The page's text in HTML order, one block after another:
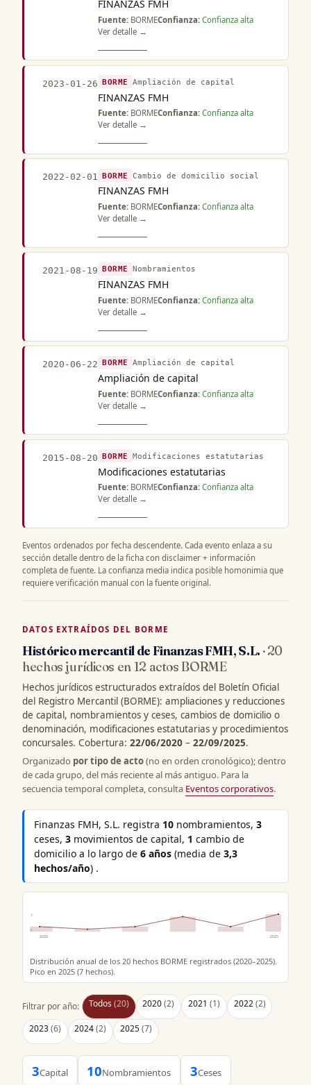
FINANZAS FMH
Fuente: BORMEConfianza: Confianza alta
Ver detalle →
2023-01-26 BORME Ampliación de capital
FINANZAS FMH
Fuente: BORMEConfianza: Confianza alta
Ver detalle →
2022-02-01 BORME Cambio de domicilio social
FINANZAS FMH
Fuente: BORMEConfianza: Confianza alta
Ver detalle →
2021-08-19 BORME Nombramientos
FINANZAS FMH
Fuente: BORMEConfianza: Confianza alta
Ver detalle →
2020-06-22 BORME Ampliación de capital
Ampliación de capital
Fuente: BORMEConfianza: Confianza alta
Ver detalle →
2015-08-20 BORME Modificaciones estatutarias
Modificaciones estatutarias
Fuente: BORMEConfianza: Confianza alta
Ver detalle →
Eventos ordenados por fecha descendente. Cada evento enlaza a su
sección detalle dentro de la ficha con disclaimer + información
completa de fuente. La confianza media indica posible homonimia que
requiere verificación manual con la fuente original.
DATOS EXTRAÍDOS DEL BORME
Histórico mercantil de Finanzas FMH, S.L. · 20
hechos jurídicos en 12 actos BORME
Hechos jurídicos estructurados extraídos del Boletín Oficial
del Registro Mercantil (BORME): ampliaciones y reducciones
de capital, nombramientos y ceses, cambios de domicilio o
denominación, modificaciones estatutarias y procedimientos
concursales. Cobertura: 22/06/2020 – 22/09/2025.
Organizado por tipo de acto(no en orden cronológico); dentro
de cada grupo, del más reciente al más antiguo. Para la
secuencia temporal completa, consulta Eventos corporativos.
Finanzas FMH, S.L. registra 10 nombramientos,3
ceses,3 movimientos de capital, 1 cambio de
domicilio a lo largo de6 años (media de3,3
hechos/año) .
7
0
2020
2025
Distribución anual de los 20 hechos BORME registrados (2020–2025).
Pico en 2025 (7 hechos).
Filtrar por año: Todos (20) 2020(2) 2021 (1) 2022(2)
2023(6) 2024(2) 2025(7)
3Capital 10Nombramientos 3Ceses